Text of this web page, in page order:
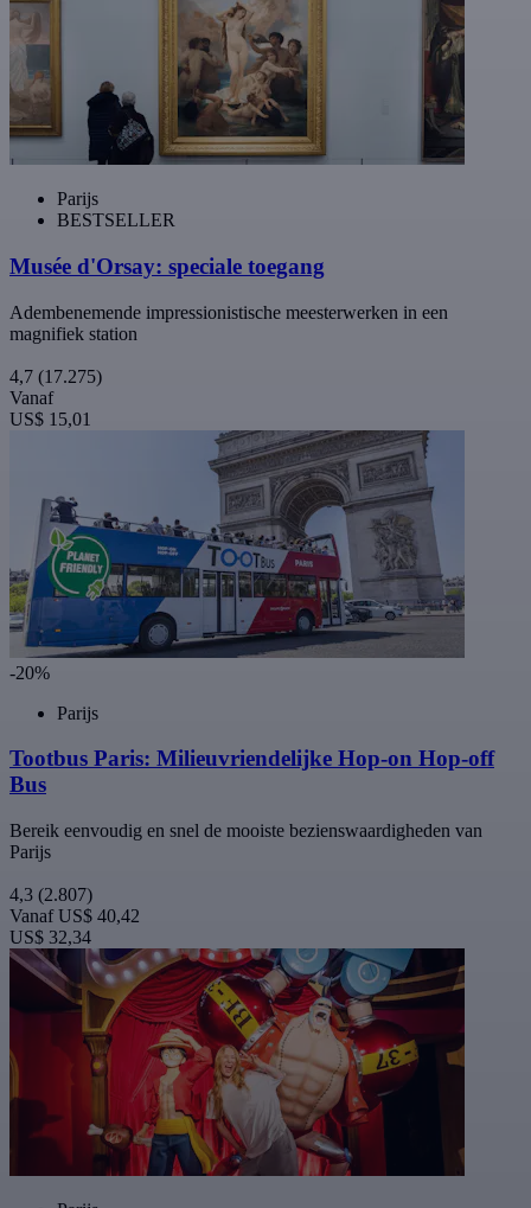
Parijs
BESTSELLER
Musée d'Orsay: speciale toegang
Adembenemende impressionistische meesterwerken in een
magnifiek station
4,7 (17.275)
Vanaf
US$ 15,01
-20%
Parijs
Tootbus Paris: Milieuvriendelijke Hop-on Hop-off
Bus
Bereik eenvoudig en snel de mooiste bezienswaardigheden van
Parijs
4,3 (2.807)
Vanaf US$ 40,42
US$ 32,34